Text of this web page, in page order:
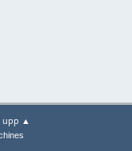
upp ▲